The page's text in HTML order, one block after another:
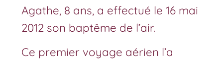
Agathe, 8 ans, a effectué le 16 mai
2012 son baptême de l’air.
Ce premier voyage aérien l’a